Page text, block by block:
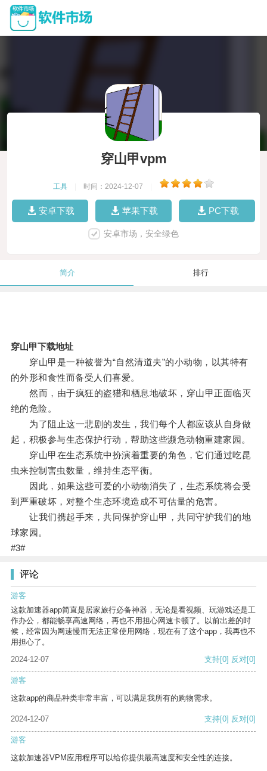
穿山甲vpm
工具 时间：2024-12-07
安卓下载 苹果下载 PC下载
安卓市场，安全绿色
简介 排行
穿山甲下载地址
穿山甲是一种被誉为“自然清道夫”的小动物，以其特有
的外形和食性而备受人们喜爱。
然而，由于疯狂的盗猎和栖息地破坏，穿山甲正面临灭
绝的危险。
为了阻止这一悲剧的发生，我们每个人都应该从自身做
起，积极参与生态保护行动，帮助这些濒危动物重建家园。
穿山甲在生态系统中扮演着重要的角色，它们通过吃昆
虫来控制害虫数量，维持生态平衡。
因此，如果这些可爱的小动物消失了，生态系统将会受
到严重破坏，对整个生态环境造成不可估量的危害。
让我们携起手来，共同保护穿山甲，共同守护我们的地
球家园。
#3#
评论
游客
这款加速器app简直是居家旅行必备神器，无论是看视频、玩游戏还是工
作办公，都能畅享高速网络，再也不用担心网速卡顿了。以前出差的时
候，经常因为网速慢而无法正常使用网络，现在有了这个app，我再也不
用担心了。
2024-12-07
支持[0] 反对[0]
游客
这款app的商品种类非常丰富，可以满足我所有的购物需求。
2024-12-07 支持[0] 反对[0]
游客
这款加速器VPM应用程序可以给你提供最高速度和安全性的连接。